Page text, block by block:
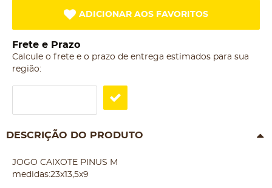
ADICIONAR AOS FAVORITOS
Frete e Prazo
Calcule o frete e o prazo de entrega estimados para sua
região:
DESCRIÇÃO DO PRODUTO
JOGO CAIXOTE PINUS M
medidas:23x13,5x9